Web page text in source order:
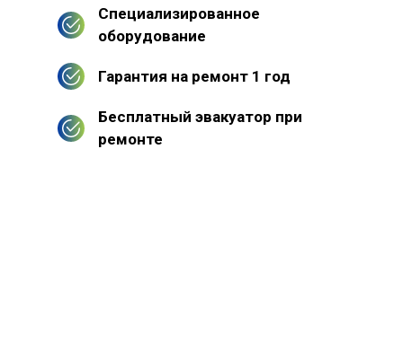
Специализированное
оборудование
Гарантия на ремонт 1 год
Бесплатный эвакуатор при
ремонте